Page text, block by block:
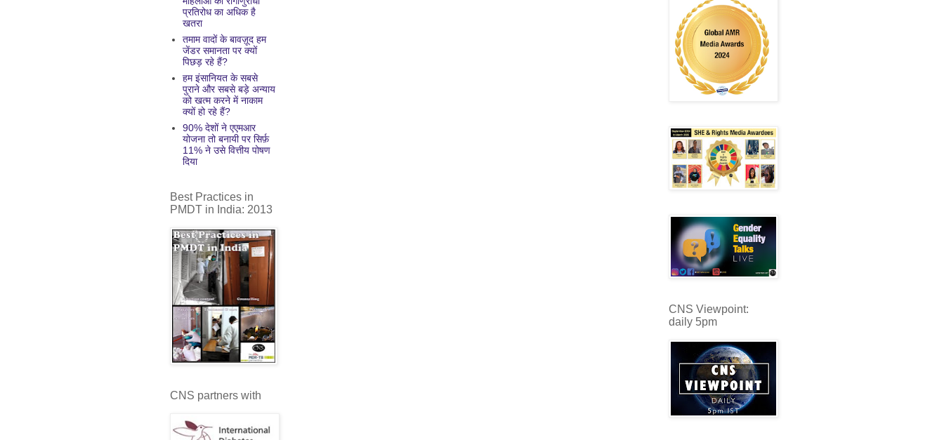
प्रतिरोध का अधिक है
खतरा
तमाम वादों के बावज़ूद हम
जेंडर समानता पर क्यों
पिछड़ रहे हैं?
हम इंसानियत के सबसे
पुराने और सबसे बड़े अन्याय
को खत्म करने में नाकाम
क्यों हो रहे हैं?
90% देशों ने एएमआर
योजना तो बनायी पर सिर्फ़
11% ने उसे वित्तीय पोषण
दिया
Best Practices in
PMDT in India: 2013
CNS partners with
CNS Viewpoint:
daily 5pm